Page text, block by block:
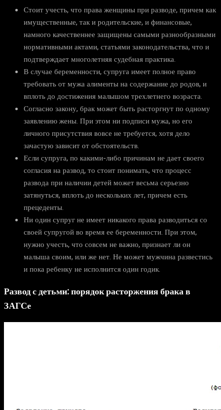
Стоит учесть, что права женщины при разводе, причем как
имущественные, так и родительские, и финансовые,
намного качественнее защищены самыми разнообразными
нормативными актами, статьями законодательства, что и
подтверждает многолетняя судебная практика.
В случае беременности, супруга имеет полное право
требовать от мужа алименты на содержание до родов, и
вплоть до достижения малышом трехлетнего возраста.
Согласно закону, брак может быть расторгнут по одному
заявлению жены. При этом ни подписи мужа, но его
личного присутствия вовсе не требуется, хотя дело
зачастую зависит от обстоятельств.
Если супруга, по какими-либо причинам не дает своего
согласия на развод, то стоит понимать, что процесс
развода при наличии детей может весьма серьезно
затянуться, вплоть до нескольких лет, причем есть
прецеденты.
Ни один супруг не имеет никакого права разводиться со
своей супругой во время ее беременности. При этом,
нужно учесть, что совсем не важно, признает ли он
малыша своим, или же нет. Не может мужчина развестись
и пока ребенку не исполнится один годик.
Развод с детьми: порядок расторжения бракав
ЗАГСе